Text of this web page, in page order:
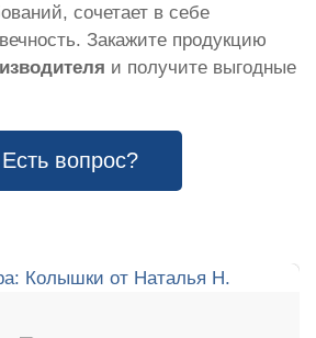
сочетает в себе
Закажите продукцию
и получите выгодные
Есть вопрос?